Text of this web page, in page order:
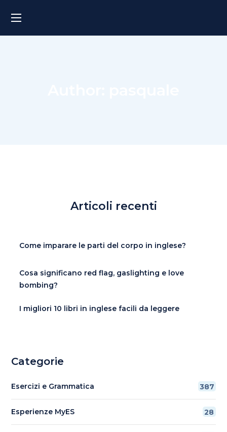
Articoli recenti
Come imparare le parti del corpo in inglese?
Cosa significano red flag, gaslighting e love
bombing?
I migliori 10 libri in inglese facili da leggere
Categorie
Esercizi e Grammatica 387
Esperienze MyES 28